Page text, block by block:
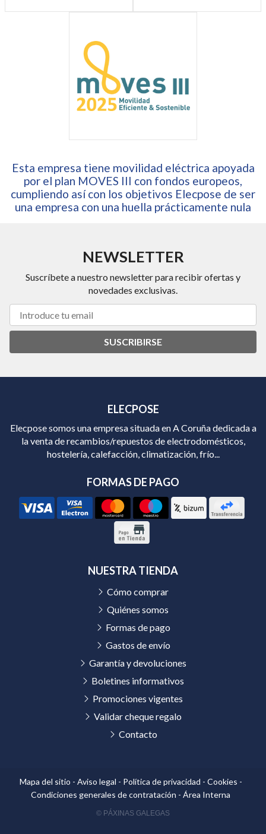
Esta empresa tiene movilidad eléctrica apoyada
por el plan MOVES III con fondos europeos,
cumpliendo así con los objetivos Elecpose de ser
una empresa con una huella prácticamente nula
NEWSLETTER
Suscríbete a nuestro newsletter para recibir ofertas y
novedades exclusivas.
SUSCRIBIRSE
ELECPOSE
Elecpose somos una empresa situada en A Coruña dedicada a
la venta de recambios/repuestos de electrodomésticos,
hostelería, calefacción, climatización, frío...
FORMAS DE PAGO
NUESTRA TIENDA
Cómo comprar
Quiénes somos
Formas de pago
Gastos de envío
Garantía y devoluciones
Boletines informativos
Promociones vigentes
Validar cheque regalo
Contacto
Mapa del sitio - Aviso legal - Política de privacidad - Cookies -
Condiciones generales de contratación - Área Interna
© PÁXINAS GALEGAS